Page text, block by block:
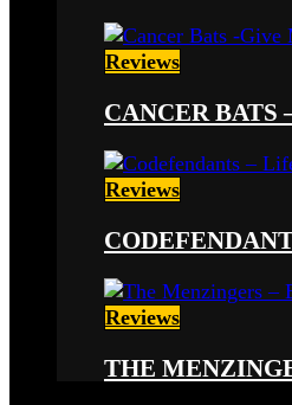
Reviews
CANCER BATS
Reviews
Reviews
THE